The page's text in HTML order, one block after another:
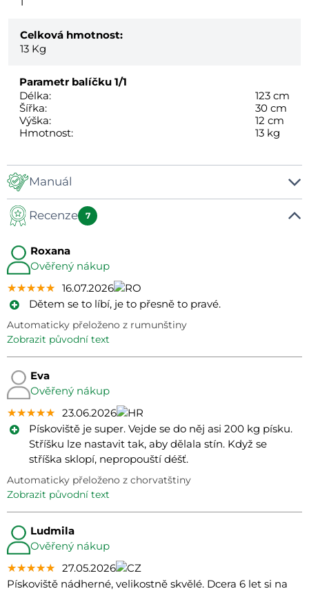
Celková hmotnost:
13 Kg
Parametr balíčku 1/1
Délka:
123 cm
Šířka:
30 cm
Výška:
12 cm
Hmotnost:
13 kg
Manuál
Manuál
Recenze 7
Roxana
Ověřený nákup
★★★★★
★★★★★
★★★★★ 16.07.2026
Dětem se to líbí, je to přesně to pravé.
Automaticky přeloženo z rumunštiny
zobrazit původní text
Eva
Ověřený nákup
★★★★★
★★★★★
★★★★★ 23.06.2026
Pískoviště je super. Vejde se do něj asi 200 kg písku.
Stříšku lze nastavit tak, aby dělala stín. Když se
stříška sklopí, nepropouští déšť.
Automaticky přeloženo z chorvatštiny
zobrazit původní text
Ludmila
Ověřený nákup
★★★★★
★★★★★
★★★★★ 27.05.2026
Pískoviště nádherné, velikostně skvělé. Dcera 6 let si na